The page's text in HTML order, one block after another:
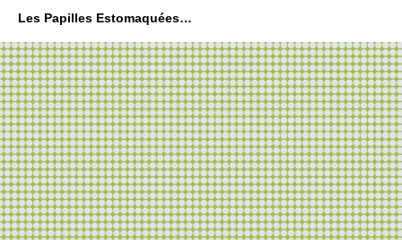
Les Papilles Estomaquées…